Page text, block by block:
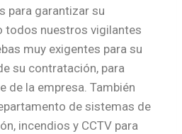
para garantizar su
todos nuestros vigilantes
muy exigentes para su
su contratación, para
de la empresa. También
de sistemas de
incendios y CCTV para